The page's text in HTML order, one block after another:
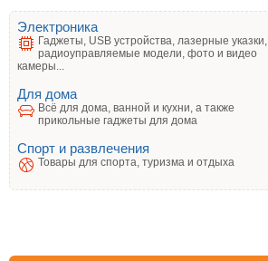
Электроника
Гаджеты, USB устройства, лазерные указки,
радиоуправляемые модели, фото и видео
камеры...
Для дома
Всё для дома, ванной и кухни, а также
прикольные гаджеты для дома
Спорт и развлечения
Товары для спорта, туризма и отдыха